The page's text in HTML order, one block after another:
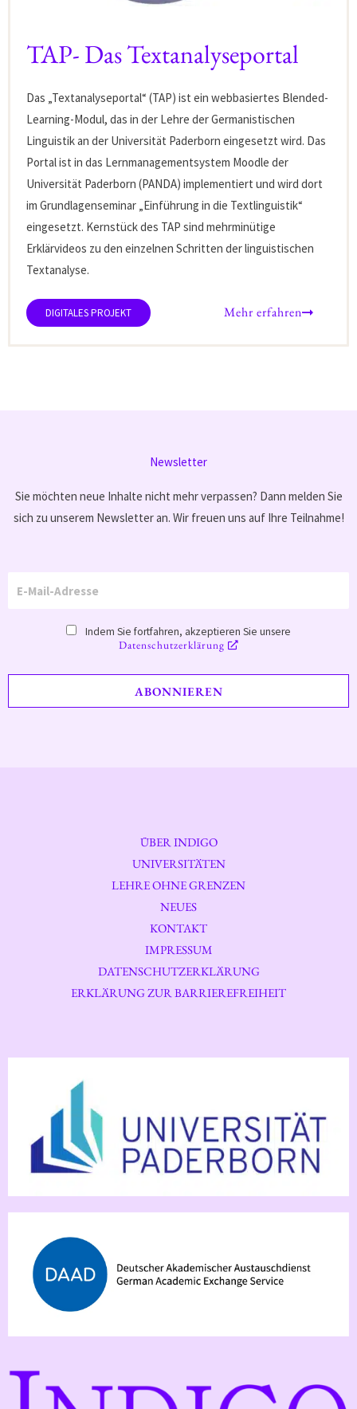
TAP- Das Textanalyseportal
Das „Textanalyseportal“ (TAP) ist ein webbasiertes Blended-
Learning-Modul, das in der Lehre der Germanistischen
Linguistik an der Universität Paderborn eingesetzt wird. Das
Portal ist in das Lernmanagementsystem Moodle der
Universität Paderborn (PANDA) implementiert und wird dort
im Grundlagenseminar „Einführung in die Textlinguistik“
eingesetzt. Kernstück des TAP sind mehrminütige
Erklärvideos zu den einzelnen Schritten der linguistischen
Textanalyse.
Mehr erfahren
Newsletter
Sie möchten neue Inhalte nicht mehr verpassen? Dann melden Sie
sich zu unserem Newsletter an. Wir freuen uns auf Ihre Teilnahme!
Indem Sie fortfahren, akzeptieren Sie unsere
Datenschutzerklärung
ÜBER INDIGO
UNIVERSITÄTEN
LEHRE OHNE GRENZEN
NEUES
KONTAKT
IMPRESSUM
DATENSCHUTZERKLÄRUNG
ERKLÄRUNG ZUR BARRIEREFREIHEIT